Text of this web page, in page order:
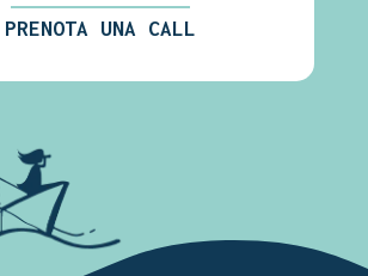
PRENOTA UNA CALL